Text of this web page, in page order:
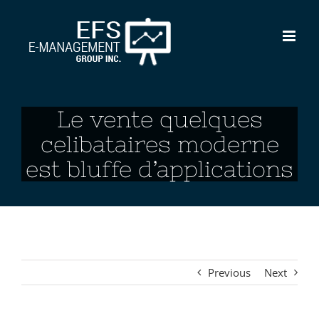
content
Le vente quelques
celibataires moderne
est bluffe d’applications
Previous Next